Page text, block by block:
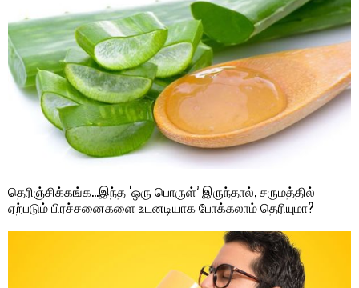
தெரிஞ்சிக்கங்க…இந்த ‘ஒரு பொருள்’ இருந்தால், சருமத்தில்
ஏற்படும் பிரச்சனைகளை உடனடியாக போக்கலாம் தெரியுமா?